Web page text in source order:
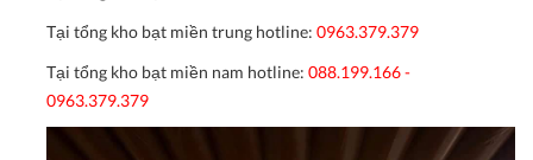
Tại tổng kho bạt miền trung hotline: 0963.379.379
Tại tổng kho bạt miền nam hotline: 088.199.166 -
0963.379.379